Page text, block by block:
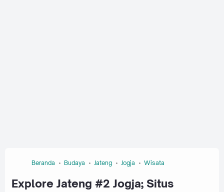
Beranda Budaya Jateng Jogja Wisata
Explore Jateng #2 Jogja; Situs